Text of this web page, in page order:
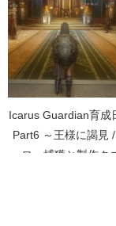
Icarus Guardian育成
Part6 ～王様に謁見
ェロー捕獲と製作ク